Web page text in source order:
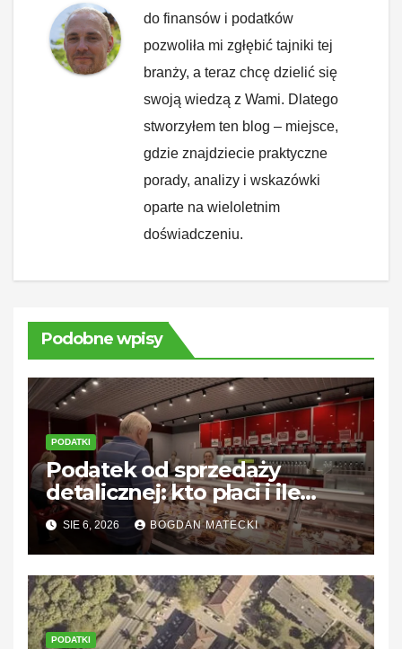
do finansów i podatków
pozwoliła mi zgłębić tajniki tej
branży, a teraz chcę dzielić się
swoją wiedzą z Wami. Dlatego
stworzyłem ten blog – miejsce,
gdzie znajdziecie praktyczne
porady, analizy i wskazówki
oparte na wieloletnim
doświadczeniu.
Podobne wpisy
PODATKI
Podatek od sprzedaży
detalicznej: kto płaci i ile
wynosi?
SIE 6, 2026 BOGDAN MATECKI
PODATKI